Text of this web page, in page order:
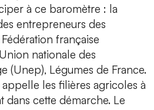
à ce baromètre : la
entrepreneurs des
française
nationale des
(Unep), Légumes de France.
appelle les filières agricoles à
dans cette démarche. Le